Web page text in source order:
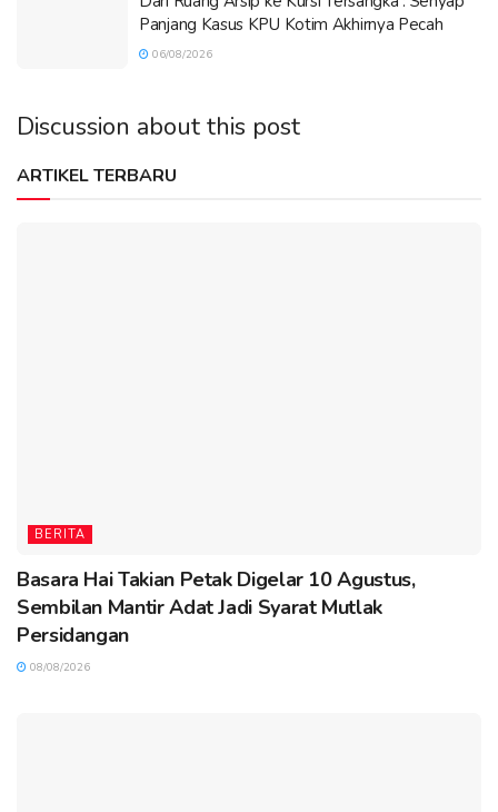
Panjang Kasus KPU Kotim Akhirnya Pecah
06/08/2026
Discussion about this post
ARTIKEL TERBARU
BERITA
Basara Hai Takian Petak Digelar 10 Agustus,
Sembilan Mantir Adat Jadi Syarat Mutlak
Persidangan
08/08/2026